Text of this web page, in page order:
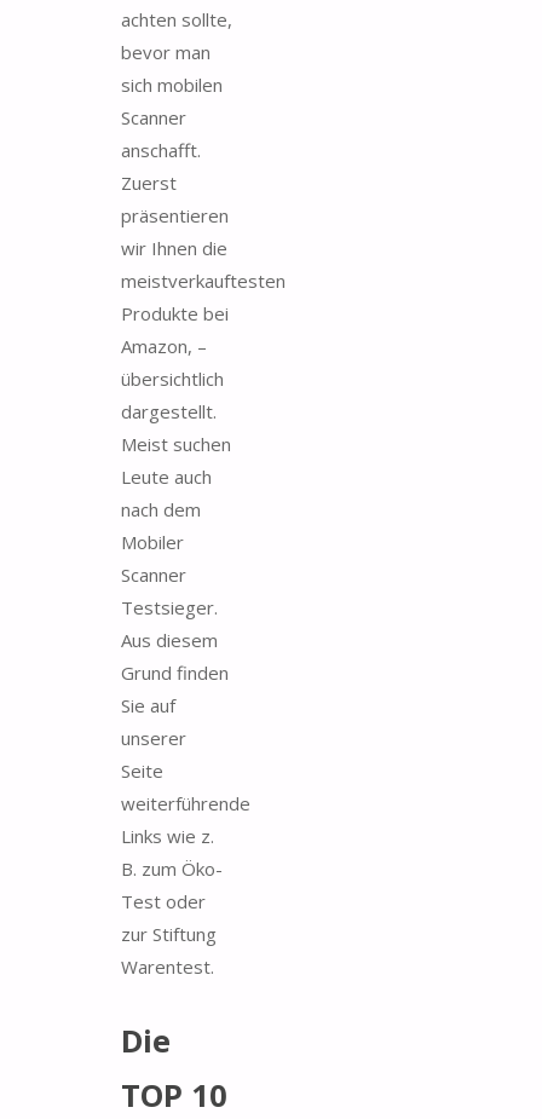
achten sollte,
bevor man
sich mobilen
Scanner
anschafft.
Zuerst
präsentieren
wir Ihnen die
meistverkauftesten
Produkte bei
Amazon, –
übersichtlich
dargestellt.
Meist suchen
Leute auch
nach dem
Mobiler
Scanner
Testsieger.
Aus diesem
Grund finden
Sie auf
unserer
Seite
weiterführende
Links wie z.
B. zum Öko-
Test oder
zur Stiftung
Warentest.
Die
TOP 10